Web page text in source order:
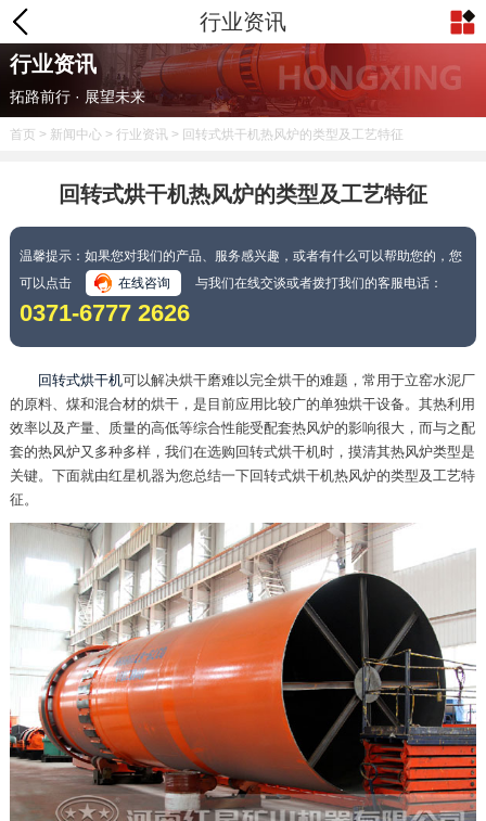
行业资讯
行业资讯
拓路前行 · 展望未来
首页 > 新闻中心> 行业资讯> 回转式烘干机热风炉的类型及工艺特征
回转式烘干机热风炉的类型及工艺特征
温馨提示：如果您对我们的产品、服务感兴趣，或者有什么可以帮助您的，您
可以点击
在线咨询 与我们在线交谈或者拨打我们的客服电话：
0371-6777 2626
回转式烘干机可以解决烘干磨难以完全烘干的难题，常用于立窑水泥厂
的原料、煤和混合材的烘干，是目前应用比较广的单独烘干设备。其热利用
效率以及产量、质量的高低等综合性能受配套热风炉的影响很大，而与之配
套的热风炉又多种多样，我们在选购回转式烘干机时，摸清其热风炉类型是
关键。下面就由红星机器为您总结一下回转式烘干机热风炉的类型及工艺特
征。